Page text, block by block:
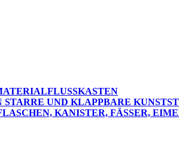
STARRE UND KLAPPBARE
KANISTER, FÄSSER,